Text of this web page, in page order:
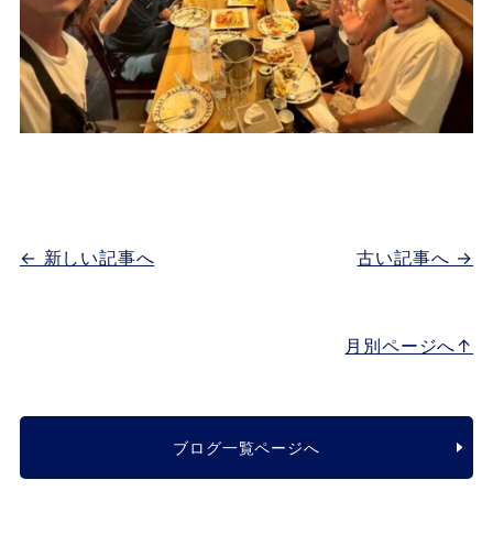
古い記事へ →
← 新しい記事へ
月別ページへ↑
ブログ一覧ページへ